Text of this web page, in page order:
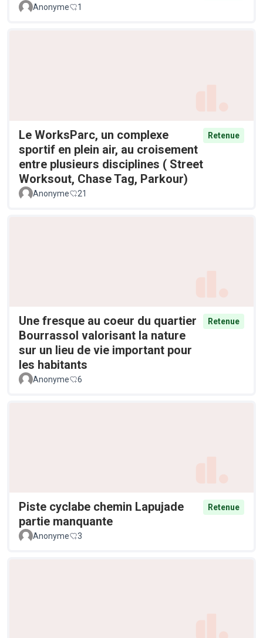
Anonyme
1
Le WorksParc, un complexe
sportif en plein air, au croisement
entre plusieurs disciplines ( Street
Worksout, Chase Tag, Parkour)
Retenue
Anonyme 21
Une fresque au coeur du quartier
Bourrassol valorisant la nature
sur un lieu de vie important pour
les habitants
Retenue
Anonyme 6
Piste cyclabe chemin Lapujade
partie manquante
Retenue
Anonyme 3